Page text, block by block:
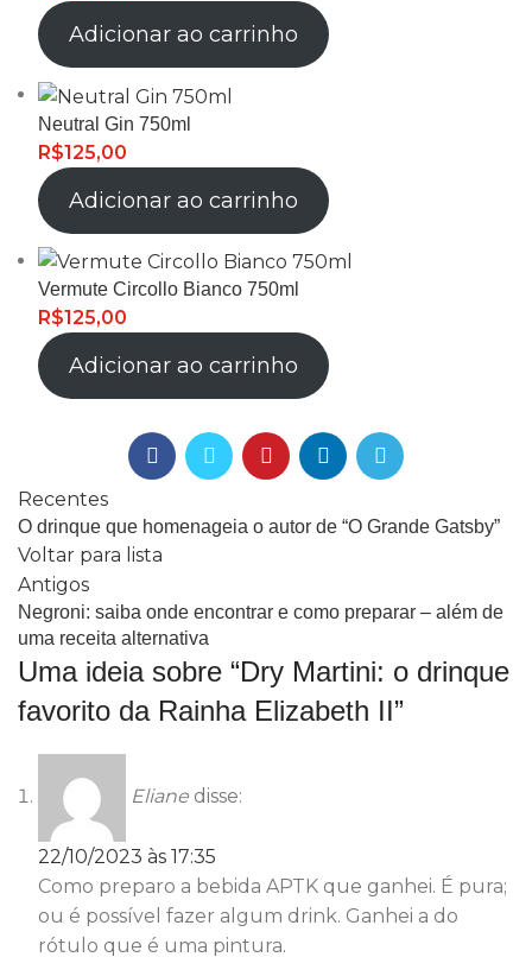
Adicionar ao carrinho
Neutral Gin 750ml
R$125,00
Adicionar ao carrinho
Vermute Circollo Bianco 750ml
R$125,00
Adicionar ao carrinho
Recentes
O drinque que homenageia o autor de “O Grande Gatsby”
Voltar para lista
Antigos
Negroni: saiba onde encontrar e como preparar – além de
uma receita alternativa
Uma ideia sobre “Dry Martini: o drinque
favorito da Rainha Elizabeth II”
Eliane disse:
22/10/2023 às 17:35
Como preparo a bebida APTK que ganhei. É pura;
ou é possível fazer algum drink. Ganhei a do
rótulo que é uma pintura.